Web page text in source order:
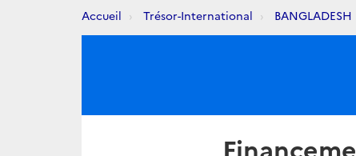
Accueil Trésor-International BANGLADESH